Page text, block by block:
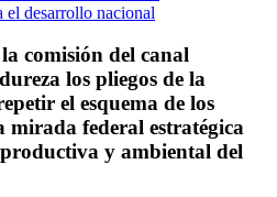
comisión del canal
los pliegos de la
el esquema de los
mirada federal estratégica
y ambiental del